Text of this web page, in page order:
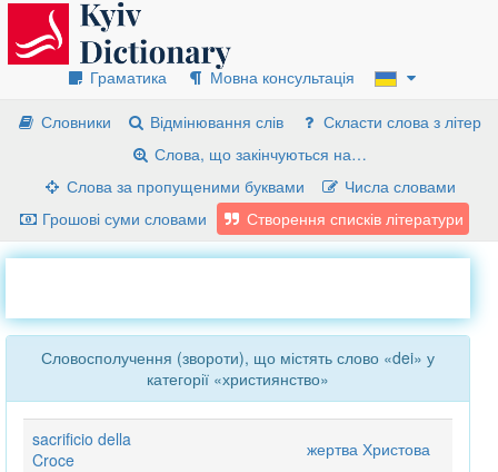
Граматика
Мовна консультація
Словники
Відмінювання слів
Скласти слова з літер
Слова, що закінчуються на…
Слова за пропущеними буквами
Числа словами
Грошові суми словами
Створення списків літератури
Словосполучення (звороти), що містять слово «dei» у
категорії «християнство»
sacrificio della
Croce
жертва Христова